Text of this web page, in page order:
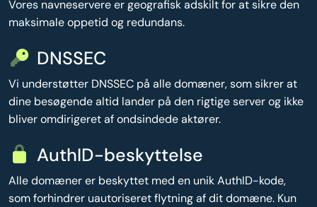
Vores navneservere er geografisk adskilt for at sikre den
maksimale oppetid og redundans.
DNSSEC
Vi understøtter DNSSEC på alle domæner, som sikrer at
dine besøgende altid lander på den rigtige server og ikke
bliver omdirigeret af ondsindede aktører.
AuthID-beskyttelse
Alle domæner er beskyttet med en unik AuthID-kode,
som forhindrer uautoriseret flytning af dit domæne. Kun